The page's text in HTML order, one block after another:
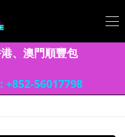
、澳門順豐包
56017798